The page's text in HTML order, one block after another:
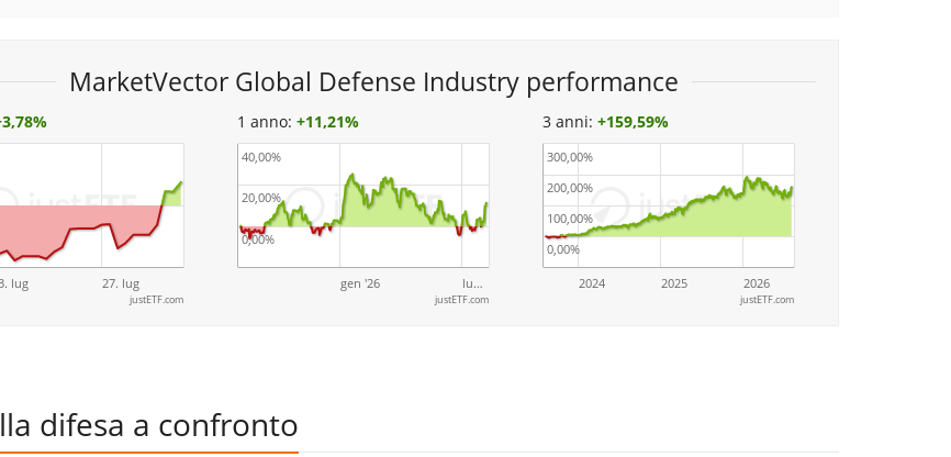
MarketVector Global Defense Industry performance
3,78%
lug 27. lug
justETF.com
1 anno: +11,21%
gen '26 lu…
0,00%
20,00%
40,00%
justETF.com
3 anni:+159,59%
2024 2025 2026
0,00%
100,00%
200,00%
300,00%
justETF.com
difesa a confronto